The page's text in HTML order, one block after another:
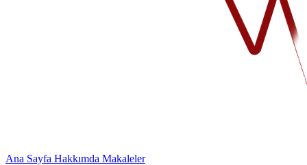
Ana Sayfa Hakkımda Makaleler